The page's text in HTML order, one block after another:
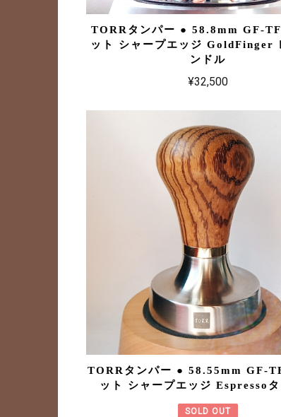
TORRタンパー ● 58.8mm GF-
ット シャープエッジ GoldFinger
ンドル
¥32,500
TORRタンパー ● 58.55mm GF-
ット シャープエッジ Espresso
SOLD OUT